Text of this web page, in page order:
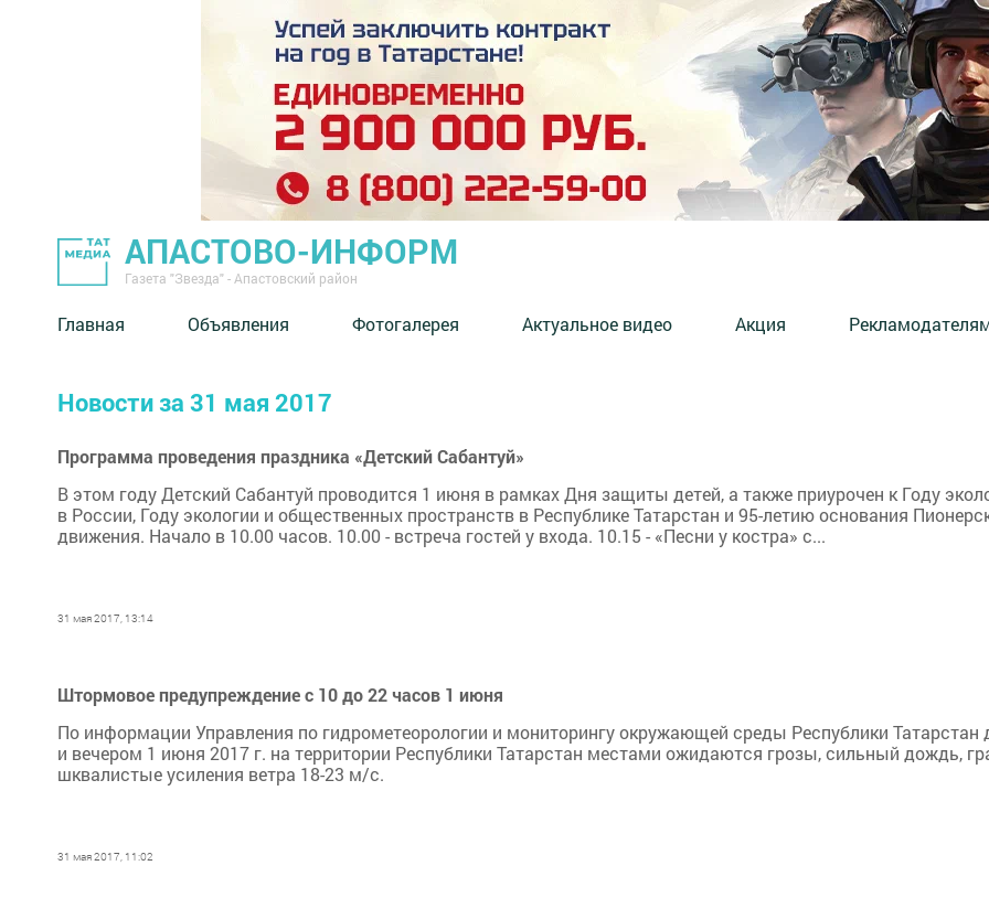
АПАСТОВО-ИНФОРМ
Газета "Звезда" - Апастовский район
Главная Объявления Фотогалерея Актуальное видео Акция
Новости за 31 мая 2017
Программа проведения праздника «Детский Сабантуй»
В этом году Детский Сабантуй проводится 1 июня в рамках Дня защиты детей, а также приурочен к Году
в России, Году экологии и общественных пространств в Республике Татарстан и 95-летию основания
движения. Начало в 10.00 часов. 10.00 - встреча гостей у входа. 10.15 - «Песни у костра» с...
31 мая 2017, 13:14
Штормовое предупреждение с 10 до 22 часов 1 июня
По информации Управления по гидрометеорологии и мониторингу окружающей среды Республики Татарстан
и вечером 1 июня 2017 г. на территории Республики Татарстан местами ожидаются грозы, сильный дождь,
шквалистые усиления ветра 18-23 м/с.
31 мая 2017, 11:02